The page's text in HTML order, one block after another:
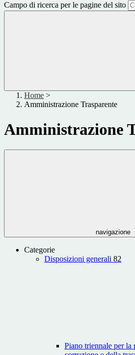
Campo di ricerca per le pagine del sito
Home >
Amministrazione Trasparente
Amministrazione
navigazione
Categorie
Disposizioni generali 82
Piano triennale per la